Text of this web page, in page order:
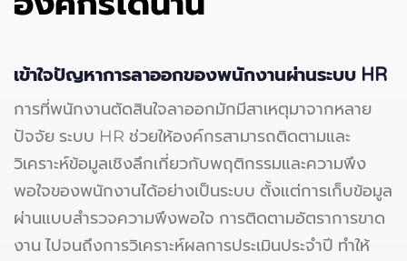
เข้าใจปัญหาการลาออกของพนักงานผ่านระบบ HR
การที่พนักงานตัดสินใจลาออกมักมีสาเหตุมาจากหลาย
ปัจจัย ระบบ HR ช่วยให้องค์กรสามารถติดตามและ
วิเคราะห์ข้อมูลเชิงลึกเกี่ยวกับพฤติกรรมและความพึง
พอใจของพนักงานได้อย่างเป็นระบบ ตั้งแต่การเก็บข้อมูล
ผ่านแบบสำรวจความพึงพอใจ การติดตามอัตราการขาด
งาน ไปจนถึงการวิเคราะห์ผลการประเมินประจำปี ทำให้